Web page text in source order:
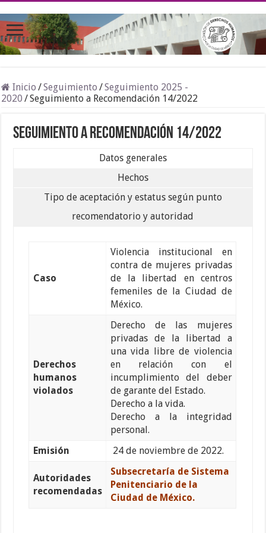
Inicio /Seguimiento /Seguimiento 2025 -
2020 /Seguimiento a Recomendación 14/2022
Seguimiento a Recomendación 14/2022
Datos generales
Hechos
Tipo de aceptación y estatus según punto
recomendatorio y autoridad
Caso
Violencia institucional en
contra de mujeres privadas
de la libertad en centros
femeniles de la Ciudad de
México.
Derechos
humanos
violados
Derecho de las mujeres
privadas de la libertad a
una vida libre de violencia
en relación con el
incumplimiento del deber
de garante del Estado.
Derecho a la vida.
Derecho a la integridad
personal.
Emisión
24 de noviembre de 2022.
Autoridades
recomendadas
Subsecretaría de Sistema
Penitenciario de la
Ciudad de México.